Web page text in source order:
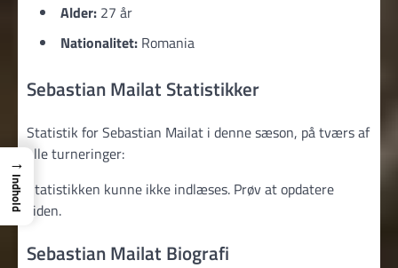
Alder: 27 år
Nationalitet: Romania
Sebastian Mailat Statistikker
Statistik for Sebastian Mailat i denne sæson, på tværs af
alle turneringer:
Statistikken kunne ikke indlæses. Prøv at opdatere
siden.
Sebastian Mailat Biografi
→
Indhold